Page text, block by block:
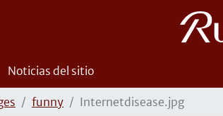
Noticias del sitio
funny Internetdisease.jpg